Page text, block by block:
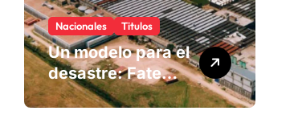
Nacionales Titulos
Un modelo para el
desastre: Fate
anuncia su cierre